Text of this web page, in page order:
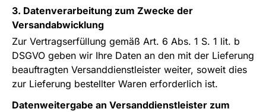
3. Datenverarbeitung zum Zwecke der
Versandabwicklung
Zur Vertragserfüllung gemäß Art. 6 Abs. 1 S. 1 lit. b
DSGVO geben wir Ihre Daten an den mit der Lieferung
beauftragten Versanddienstleister weiter, soweit dies
zur Lieferung bestellter Waren erforderlich ist.
Datenweitergabe an Versanddienstleister zum